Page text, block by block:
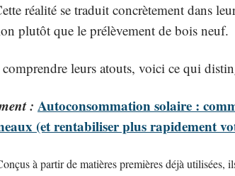
réalité se traduit concrètement dans
plutôt que le prélèvement de bois neuf.
leurs atouts, voici ce qui
: Autoconsommation solaire :
(et rentabiliser plus rapidement
à partir de matières premières déjà utilisées,